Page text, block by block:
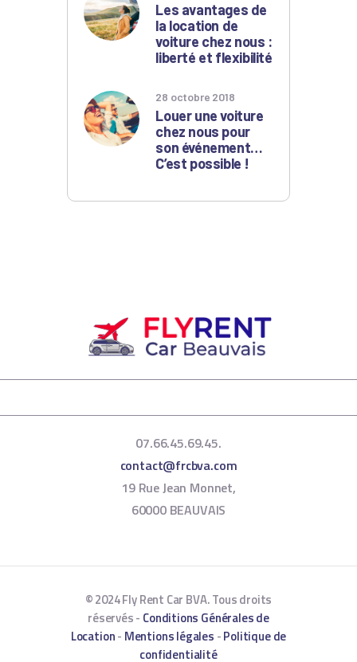
Les avantages de
la location de
voiture chez nous :
liberté et flexibilité
28 octobre 2018
Louer une voiture
chez nous pour
son événement…
C’est possible !
07.66.45.69.45.
contact@frcbva.com
19 Rue Jean Monnet,
60000 BEAUVAIS
© 2024 Fly Rent Car BVA. Tous droits
réservés - Conditions Générales de
Location- Mentions légales -Politique de
confidentialité